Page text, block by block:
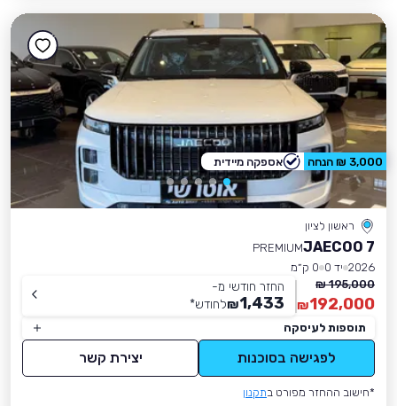
ראשון לציון
JAECOO 7
PREMIUM
2026 יד 0
0 ק״מ
195,000 ₪
192,000
₪
החזר חודשי מ-
1,433
₪לחודש*
תוספות לעיסקה
לפגישה בסוכנות יצירת קשר
*חישוב ההחזר מפורט בתקנון
3,000 ₪ הנחה אספקה מיידית